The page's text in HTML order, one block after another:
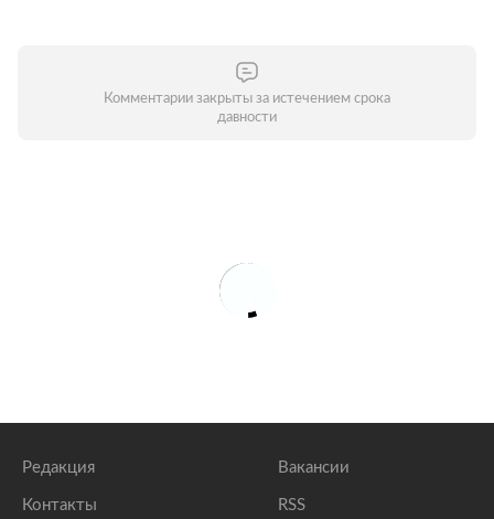
Комментарии закрыты за истечением срока
давности
Редакция
Контакты
Вакансии
RSS